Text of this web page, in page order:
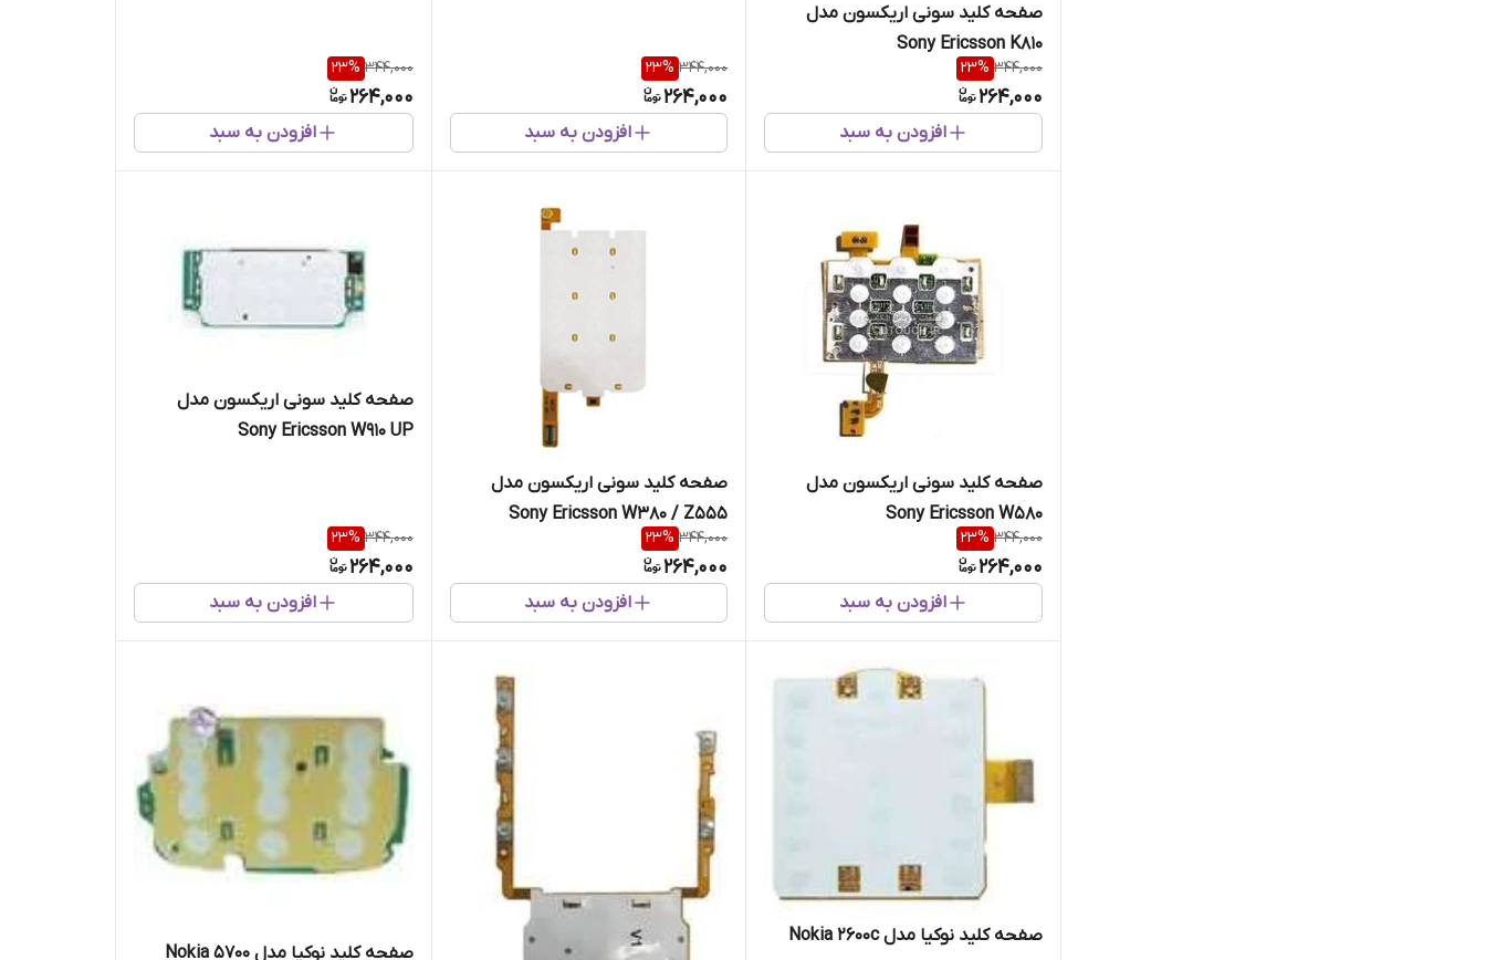
صفحه کلید سونی اریکسون مدل
Sony Ericsson K810
344,000
23%
264,000
افزودن به سبد
344,000
23%
264,000
افزودن به سبد
344,000
23%
264,000
افزودن به سبد
صفحه کلید سونی اریکسون مدل
Sony Ericsson W580
344,000
23%
264,000
افزودن به سبد
صفحه کلید سونی اریکسون مدل
Sony Ericsson W380 / Z555
344,000
23%
264,000
افزودن به سبد
صفحه کلید سونی اریکسون مدل
Sony Ericsson W910 UP
344,000
23%
264,000
افزودن به سبد
صفحه کلید نوکیا مدل Nokia 2600c
صفحه کلید نوکیا مدل Nokia 5700